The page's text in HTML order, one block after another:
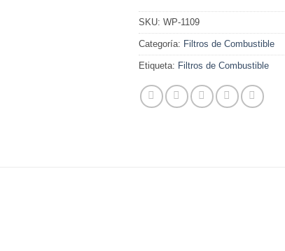
SKU: WP-1109
Categoría: Filtros de Combustible
Etiqueta: Filtros de Combustible